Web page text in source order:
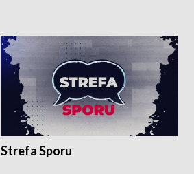
Strefa Sporu